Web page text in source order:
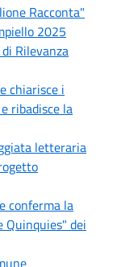
Racconta"
2025
Rilevanza
chiarisce i
ribadisce la
letteraria
conferma la
Quinquies" dei